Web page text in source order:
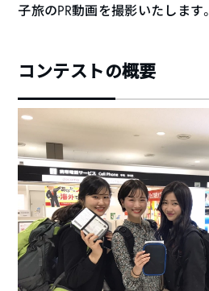
子旅のPR動画を撮影いたします。
コンテストの概要